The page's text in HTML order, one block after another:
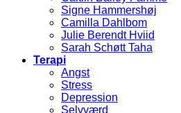
Signe Hammershøj
Camilla Dahlbom
Julie Berendt Hviid
Sarah Schøtt Taha
Terapi
Angst
Stress
Depression
Selvværd